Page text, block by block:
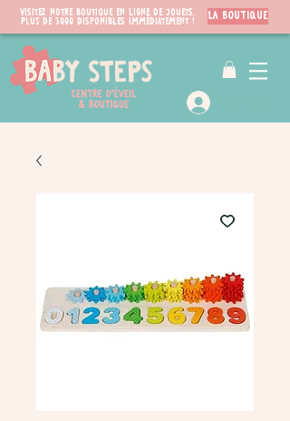
Visitez notre boutique en ligne de jouets.
PLUS de 3000 disponibles immédiatement !
LA BOUTIQUE